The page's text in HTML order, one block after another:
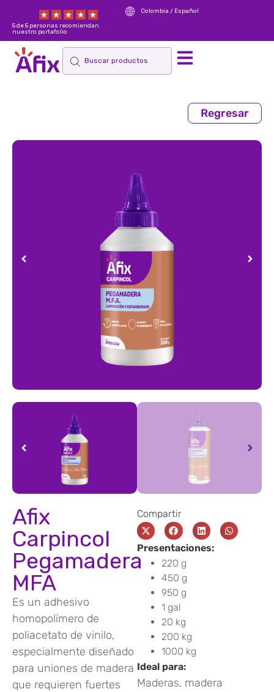
5 de 5 personas recomiendan
nuestro portafolio
Colombia / Español
Regresar
Afix
Carpincol
Pegamadera
MFA
Es un adhesivo
homopolímero de
poliacetato de vinilo,
especialmente diseñado
para uniones de madera
que requieren fuertes
Compartir
Presentaciones:
220 g
450 g
950 g
1 gal
20 kg
200 kg
1000 kg
Ideal para:
Maderas, madera